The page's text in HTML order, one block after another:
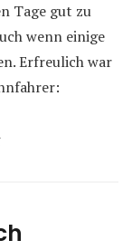
Tage gut zu
wenn einige
Erfreulich war